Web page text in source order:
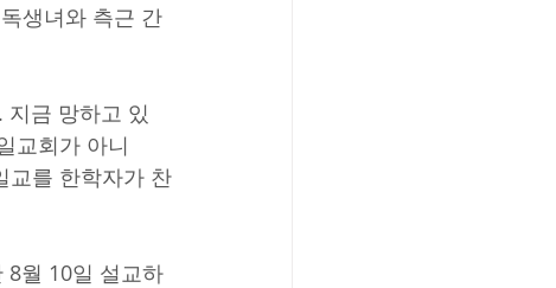
생녀와 측근 간
지금 망하고 있
교회가 아니
교를 한학자가 찬
8월 10일 설교하